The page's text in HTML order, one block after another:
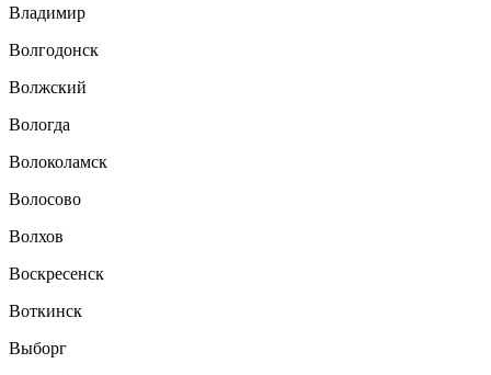
Владимир
Волгодонск
Волжский
Вологда
Волоколамск
Волосово
Волхов
Воскресенск
Воткинск
Выборг